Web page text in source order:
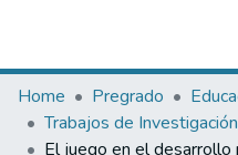
Communities & Collections
All of DSpace
Home Pregrado
Trabajos de Investigación